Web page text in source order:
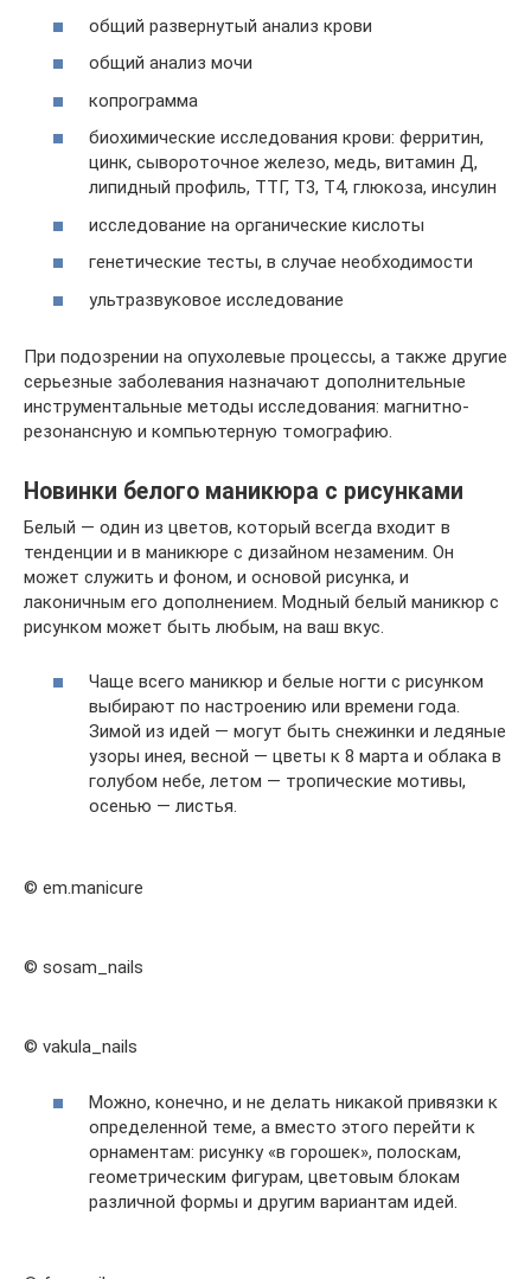
общий развернутый анализ крови
общий анализ мочи
копрограмма
биохимические исследования крови: ферритин,
цинк, сывороточное железо, медь, витамин Д,
липидный профиль, ТТГ, Т3, Т4, глюкоза, инсулин
исследование на органические кислоты
генетические тесты, в случае необходимости
ультразвуковое исследование
При подозрении на опухолевые процессы, а также другие
серьезные заболевания назначают дополнительные
инструментальные методы исследования: магнитно-
резонансную и компьютерную томографию.
Новинки белого маникюра с рисунками
Белый — один из цветов, который всегда входит в
тенденции и в маникюре с дизайном незаменим. Он
может служить и фоном, и основой рисунка, и
лаконичным его дополнением. Модный белый маникюр с
рисунком может быть любым, на ваш вкус.
Чаще всего маникюр и белые ногти с рисунком
выбирают по настроению или времени года.
Зимой из идей — могут быть снежинки и ледяные
узоры инея, весной — цветы к 8 марта и облака в
голубом небе, летом — тропические мотивы,
осенью — листья.
© em.manicure
© sosam_nails
© vakula_nails
Можно, конечно, и не делать никакой привязки к
определенной теме, а вместо этого перейти к
орнаментам: рисунку «в горошек», полоскам,
геометрическим фигурам, цветовым блокам
различной формы и другим вариантам идей.